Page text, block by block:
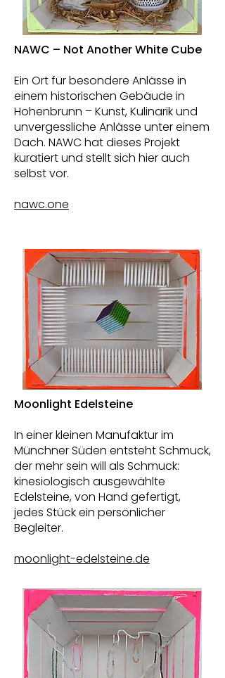
NAWC – Not Another White Cube
Ein Ort für besondere Anlässe in
einem historischen Gebäude in
Hohenbrunn – Kunst, Kulinarik und
unvergessliche Anlässe unter einem
Dach. NAWC hat dieses Projekt
kuratiert und stellt sich hier auch
selbst vor.
nawc.one
Moonlight Edelsteine
In einer kleinen Manufaktur im
Münchner Süden entsteht Schmuck,
der mehr sein will als Schmuck:
kinesiologisch ausgewählte
Edelsteine, von Hand gefertigt,
jedes Stück ein persönlicher
Begleiter.
moonlight-edelsteine.de